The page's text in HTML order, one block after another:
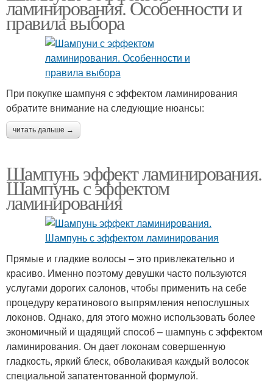
ламинирования. Особенности и
правила выбора
При покупке шампуня с эффектом ламинирования
обратите внимание на следующие нюансы:
читать дальше →
Шампунь эффект ламинирования.
Шампунь с эффектом
ламинирования
Прямые и гладкие волосы – это привлекательно и
красиво. Именно поэтому девушки часто пользуются
услугами дорогих салонов, чтобы применить на себе
процедуру кератинового выпрямления непослушных
локонов. Однако, для этого можно использовать более
экономичный и щадящий способ – шампунь с эффектом
ламинирования. Он дает локонам совершенную
гладкость, яркий блеск, обволакивая каждый волосок
специальной запатентованной формулой.